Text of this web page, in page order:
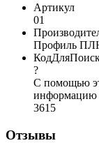
Артикул
01
Профиль
?
С помощью
информацию
3615
Отзывы